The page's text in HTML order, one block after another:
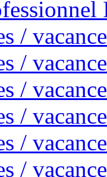
/
/
/
/
/
/